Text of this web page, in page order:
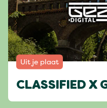
Uit je plaat
CLASSIFIED X